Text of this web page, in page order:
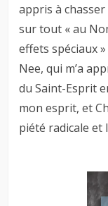
appris à
sur tout « au
effets spéciaux
Nee, qui m’a
du Saint-Esprit
mon esprit, et
piété radicale et